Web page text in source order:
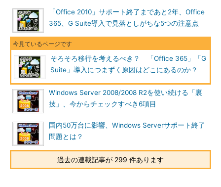
「Office 2010」サポート終了まであと2年、Office
365、G Suite導入で見落としがちな5つの注意点
そろそろ移行を考えるべき？ 「Office 365」「G
Suite」導入につまずく原因はどこにあるのか？
Windows Server 2008/2008 R2を使い続ける「裏
技」、今からチェックすべき6項目
国内50万台に影響、Windows Serverサポート終了
問題とは？
過去の連載記事が 299 件あります